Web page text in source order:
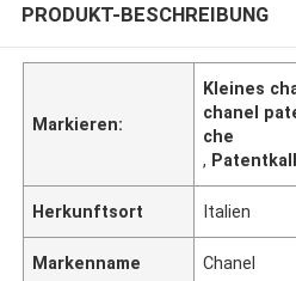
PRODUKT-BESCHREIBUNG
Markieren:
Kleines
chanel
che
,
Herkunftsort Italien
Markenname Chanel